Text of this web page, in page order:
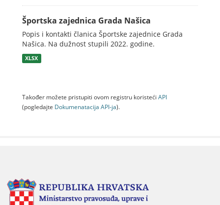
Športska zajednica Grada Našica
Popis i kontakti članica Športske zajednice Grada
Našica. Na dužnost stupili 2022. godine.
XLSX
Također možete pristupiti ovom registru koristeći API
(pogledajte Dokumenаtаcijа API-jа).